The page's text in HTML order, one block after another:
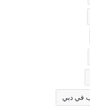
في دبي